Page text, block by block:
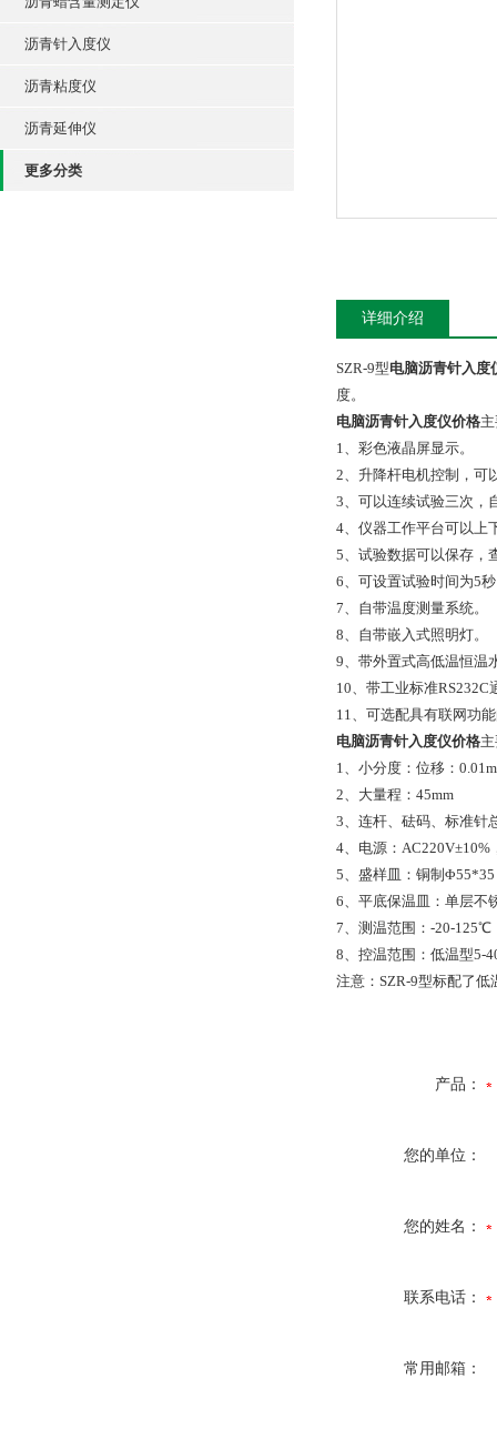
沥青针入度仪
沥青粘度仪
沥青延伸仪
更多分类
详细介绍
SZR-9型电脑沥青针入度
度。
电脑沥青针入度仪价格
1、彩色液晶屏显示。
2、升降杆电机控制，可
3、可以连续试验三次，
4、仪器工作平台可以上
5、试验数据可以保存，
6、可设置试验时间为5
7、自带温度测量系统。
8、自带嵌入式照明灯。
9、带外置式高低温恒温
10、带工业标准
11、可选配具有联网功
电脑沥青针入度仪价格
1、小分度：位移：
2、大量程：45mm
3、连杆、砝码、标准
4、电源：AC220V±10%
5、盛样皿：铜制
6、平底保温皿：单层不
7、测温范围：-20-125℃
8、控温范围：低温型5-
注意：SZR-9型标配了
产品：
您的单位：
您的姓名：
联系电话：
常用邮箱：